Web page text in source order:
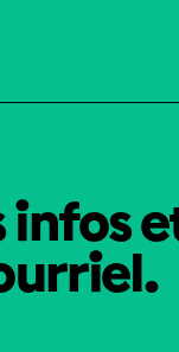
infos